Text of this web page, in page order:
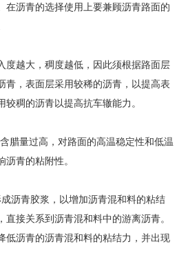
在沥青的选择使用上要兼顾沥青路面的
度越大，稠度越低，因此须根据路面层
青，表面层采用较稀的沥青，以提高表
稠的沥青以提高抗车辙能力。
腊量过高，对路面的高温稳定性和低温
青的粘附性。
沥青胶浆，以增加沥青混和料的粘结
直接关系到沥青混和料中的游离沥青。
低沥青的沥青混和料的粘结力，并出现